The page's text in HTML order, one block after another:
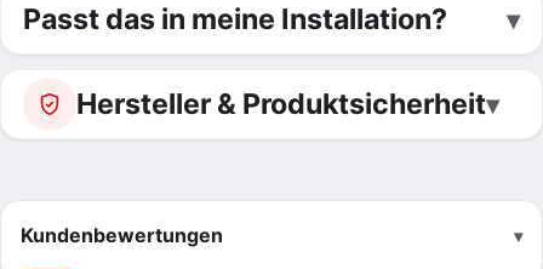
Passt das in meine Installation?
Hersteller & Produktsicherheit
Kundenbewertungen